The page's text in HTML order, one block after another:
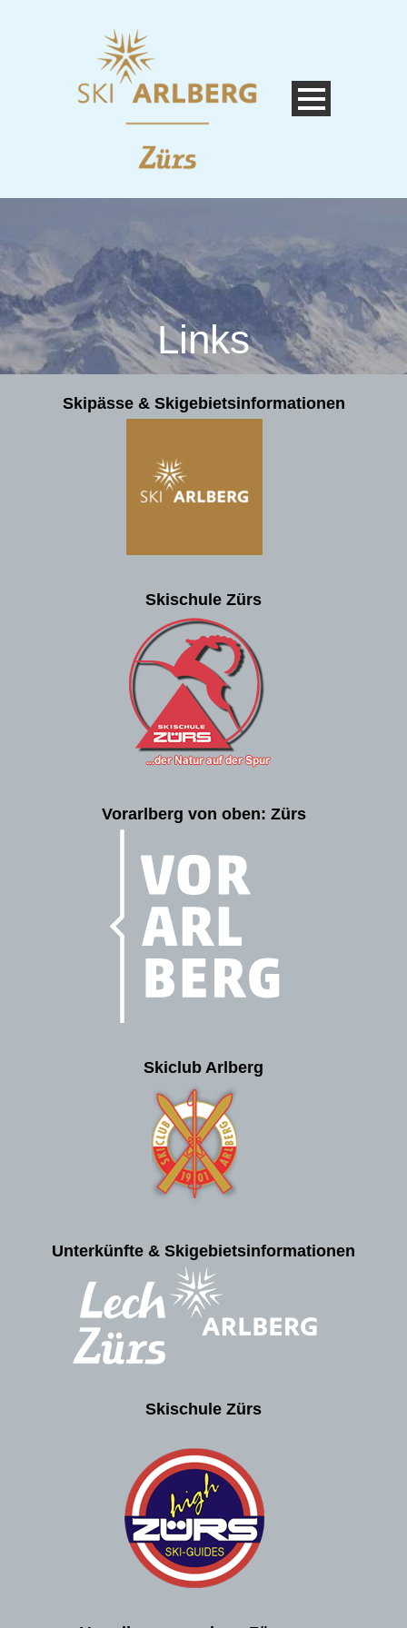
Links
Skipässe & Skigebietsinformationen
Skischule Zürs
Vorarlberg von oben: Zürs
Skiclub Arlberg
Unterkünfte & Skigebietsinformationen
Skischule Zürs